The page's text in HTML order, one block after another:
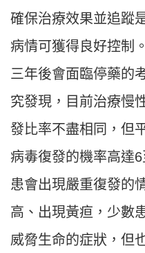
確保治療效果並追蹤
病情可獲得良好控制
三年後會面臨停藥的
究發現，目前治療慢
發比率不盡相同，但
病毒復發的機率高達
患會出現嚴重復發的
高、出現黃疸，少數
威脅生命的症狀，但